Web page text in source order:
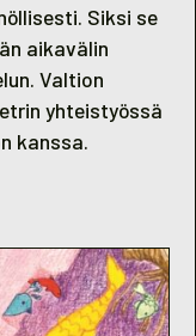
Siksi se
aikavälin
Valtion
yhteistyössä
kanssa.